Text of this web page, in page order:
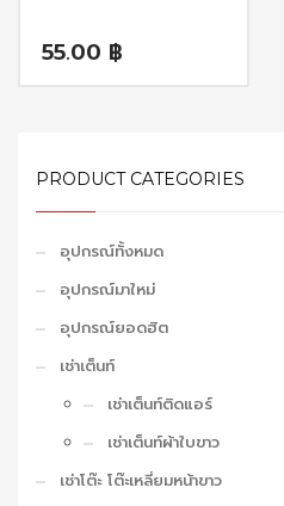
55.00 ฿
PRODUCT CATEGORIES
อุปกรณ์ทั้งหมด
อุปกรณ์มาใหม่
อุปกรณ์ยอดฮิต
เช่าเต็นท์
เช่าเต็นท์ติดแอร์
เช่าเต็นท์ผ้าใบขาว
เช่าโต๊ะ โต๊ะเหลี่ยมหน้าขาว